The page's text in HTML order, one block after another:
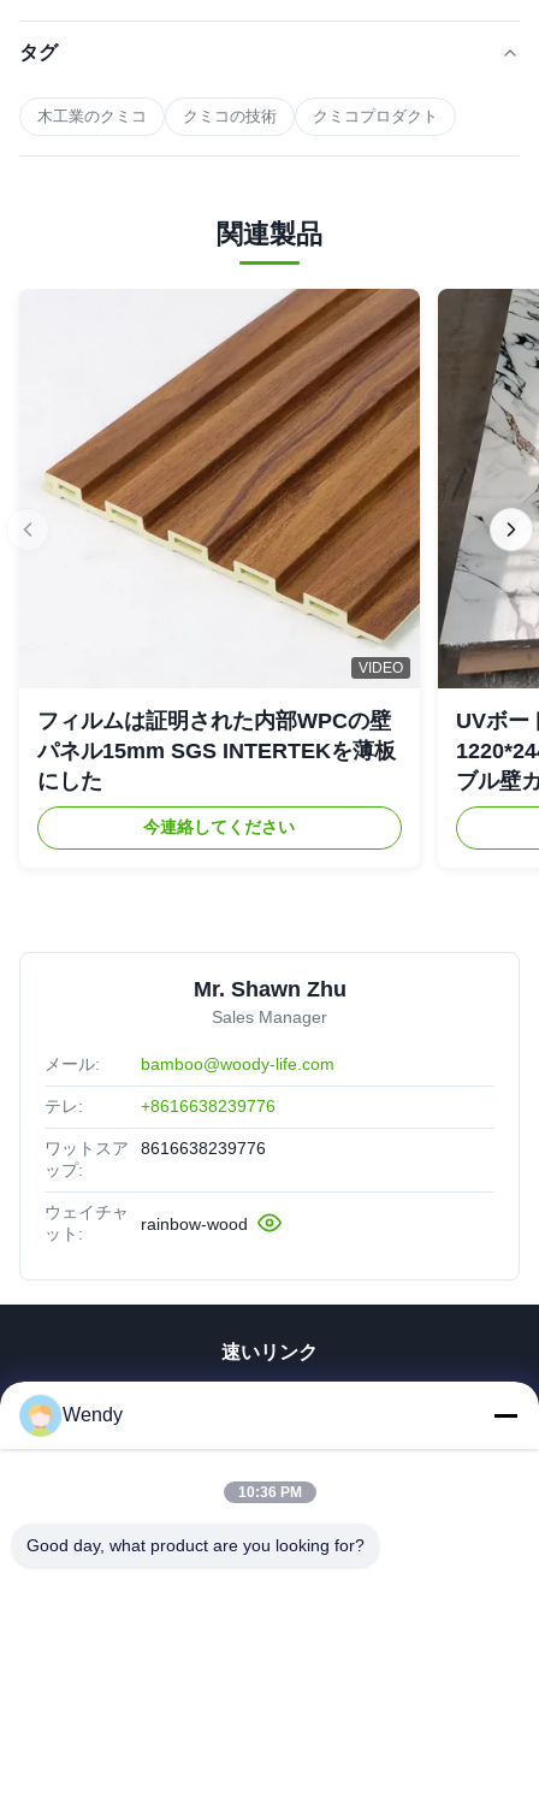
タグ
木工業のクミコ クミコの技術 クミコプロダクト
関連製品
VIDEO
フィルムは証明された内部WPCの壁
パネル15mm SGS INTERTEKを薄板
にした
今連絡してください
UVボー
ブル壁
Mr. Shawn Zhu
Sales Manager
メール: bamboo@woody-life.com
テレ: +8616638239776
ワットスア
ップ:
8616638239776
ウェイチャ
ット:
rainbow-wood
速いリンク
VRショー
Wendy
10:36 PM
Good day, what product are you looking for?